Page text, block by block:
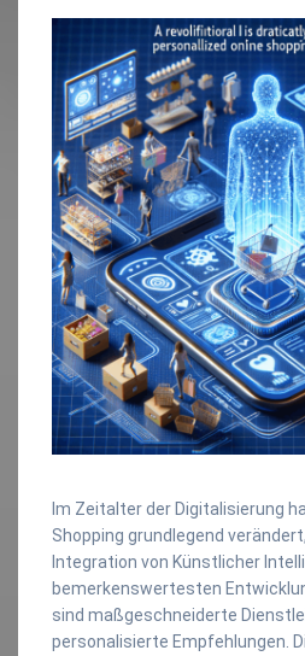
Im Zeitalter der Digitalisierung
Shopping grundlegend
Integration von Künstlicher
bemerkenswertesten
sind maßgeschneiderte
personalisierte Empfehlungen.